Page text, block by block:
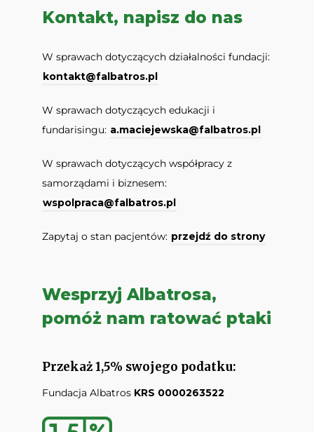
Kontakt, napisz do nas
W sprawach dotyczących działalności fundacji:
kontakt@falbatros.pl
W sprawach dotyczących edukacji i
fundarisingu: a.maciejewska@falbatros.pl
W sprawach dotyczących współpracy z
samorządami i biznesem:
wspolpraca@falbatros.pl
Zapytaj o stan pacjentów: przejdź do strony
Wesprzyj Albatrosa,
pomóż nam ratować ptaki
Przekaż 1,5% swojego podatku:
Fundacja Albatros KRS 0000263522